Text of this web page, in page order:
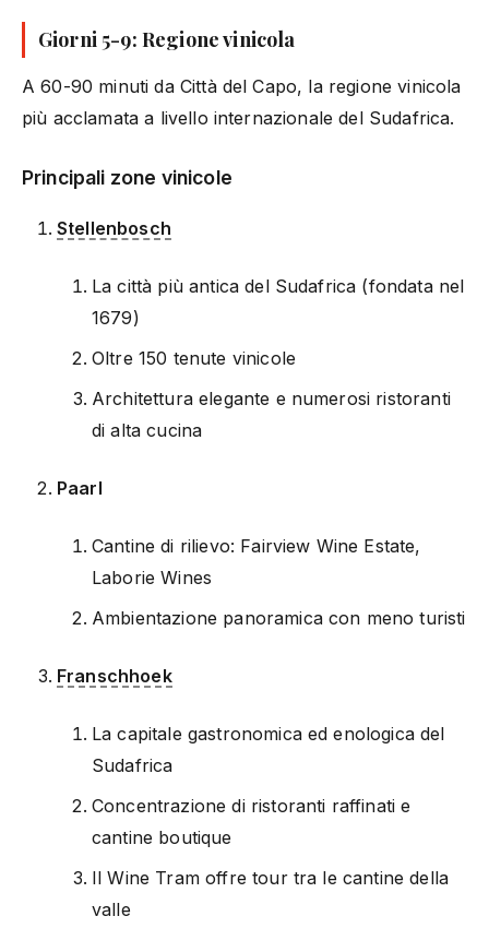
Giorni 5-9: Regione vinicola
A 60-90 minuti da Città del Capo, la regione vinicola
più acclamata a livello internazionale del Sudafrica.
Principali zone vinicole
Stellenbosch
La città più antica del Sudafrica (fondata nel
1679)
Oltre 150 tenute vinicole
Architettura elegante e numerosi ristoranti
di alta cucina
Paarl
Cantine di rilievo: Fairview Wine Estate,
Laborie Wines
Ambientazione panoramica con meno turisti
Franschhoek
La capitale gastronomica ed enologica del
Sudafrica
Concentrazione di ristoranti raffinati e
cantine boutique
Il Wine Tram offre tour tra le cantine della
valle